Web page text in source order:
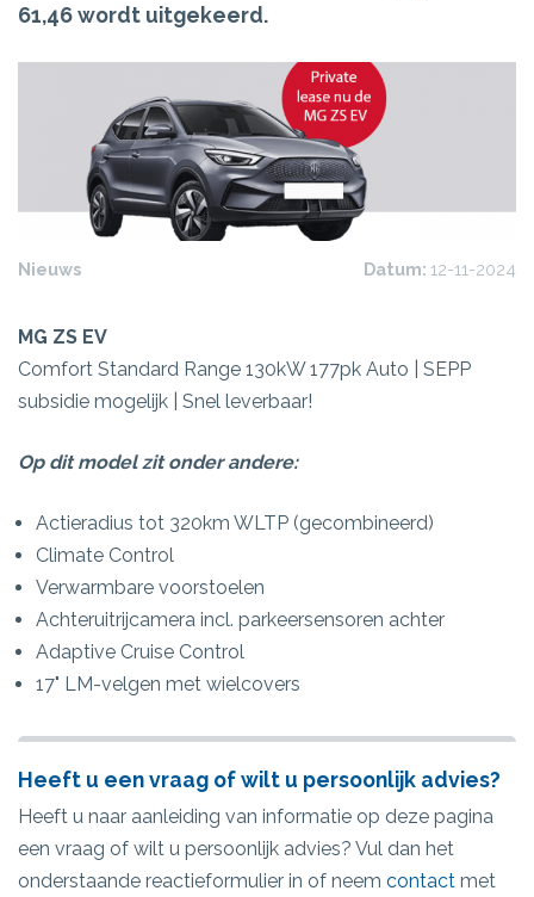
61,46 wordt uitgekeerd.
Nieuws Datum: 12-11-2024
MG ZS EV
Comfort Standard Range 130kW 177pk Auto | SEPP
subsidie mogelijk | Snel leverbaar!
Op dit model zit onder andere:
Actieradius tot 320km WLTP (gecombineerd)
Climate Control
Verwarmbare voorstoelen
Achteruitrijcamera incl. parkeersensoren achter
Adaptive Cruise Control
17" LM-velgen met wielcovers
Heeft u een vraag of wilt u persoonlijk advies?
Heeft u naar aanleiding van informatie op deze pagina
een vraag of wilt u persoonlijk advies? Vul dan het
onderstaande reactieformulier in of neem contact met